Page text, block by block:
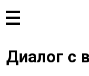
Диалог с